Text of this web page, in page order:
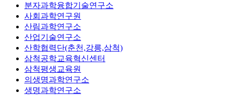
분자과학융합기술연구소
사회과학연구원
산림과학연구소
산업기술연구소
산학협력단(춘천,강릉,삼척)
삼척공학교육혁신센터
삼척평생교육원
의생명과학연구소
생명과학연구소